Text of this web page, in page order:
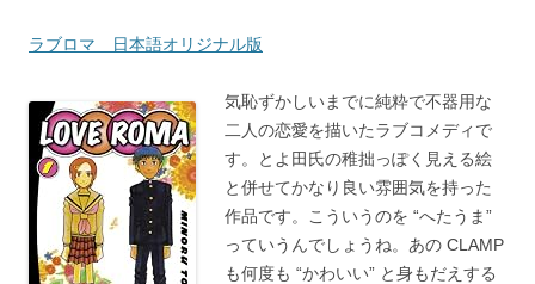
ラブロマ 日本語オリジナル版
気恥ずかしいまでに純粋で不器用な
二人の恋愛を描いたラブコメディで
す。とよ田氏の稚拙っぽく見える絵
と併せてかなり良い雰囲気を持った
作品です。こういうのを “へたうま”
っていうんでしょうね。あの CLAMP
も何度も “かわいい” と身もだえする